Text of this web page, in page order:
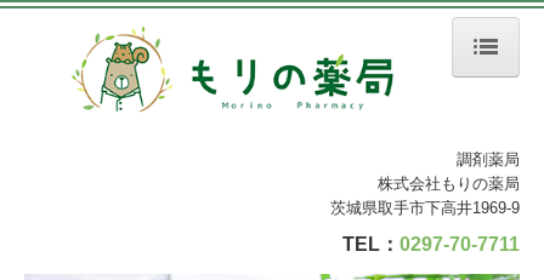
ホーム
ジェネリック薬について
調剤薬局
株式会社もりの薬局
茨城県取手市下高井1969-9
TEL： 0297-70-7711